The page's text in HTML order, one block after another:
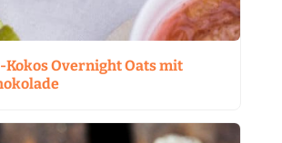
Overnight Oats mit